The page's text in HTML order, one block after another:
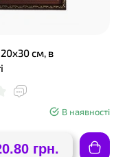
см, в
В наявності
грн.